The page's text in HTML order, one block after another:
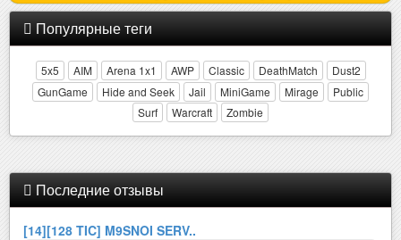
Популярные теги
5x5 AIM Arena 1x1 AWP Classic DeathMatch
Dust2
GunGame
Hide and Seek Jail MiniGame Mirage
Public
Surf
Warcraft Zombie
Последние отзывы
[14][128 TIC] M9SNOI SERV..